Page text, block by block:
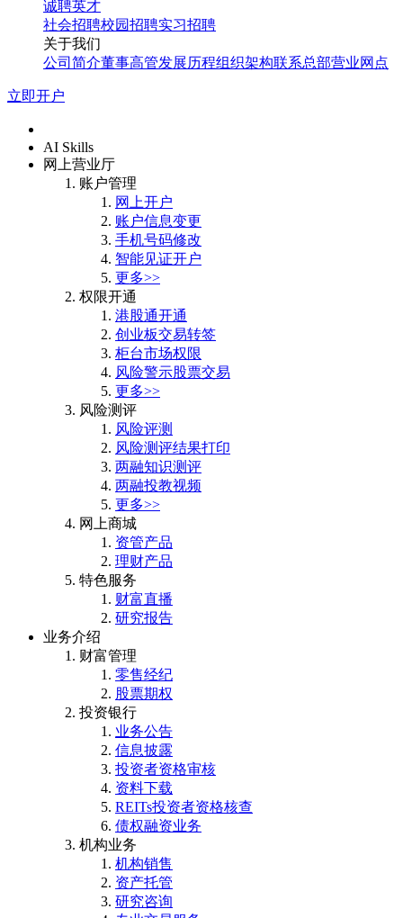
诚聘英才
社会招聘校园招聘实习招聘
关于我们
公司简介董事高管发展历程组织架构联系总部营业网点
立即开户
AI Skills
网上营业厅
账户管理
网上开户
账户信息变更
手机号码修改
智能见证开户
更多>>
权限开通
港股通开通
创业板交易转签
柜台市场权限
风险警示股票交易
更多>>
风险测评
风险评测
风险测评结果打印
两融知识测评
两融投教视频
更多>>
网上商城
资管产品
理财产品
特色服务
财富直播
研究报告
业务介绍
财富管理
零售经纪
股票期权
投资银行
业务公告
信息披露
投资者资格审核
资料下载
REITs投资者资格核查
债权融资业务
机构业务
机构销售
资产托管
研究咨询